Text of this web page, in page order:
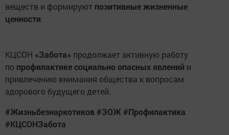
веществ и формируют позитивные жизненные
ценности.
КЦСОН «Забота» продолжает активную работу
по профилактике социально опасных явлений и
привлечению внимания общества к вопросам
здорового будущего детей.
#Жизньбезнаркотиков #ЗОЖ #Профилактика
#КЦСОНЗабота